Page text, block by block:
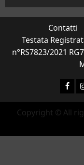
Contatti
Testata
n°RS7823/2021
Copyright © All